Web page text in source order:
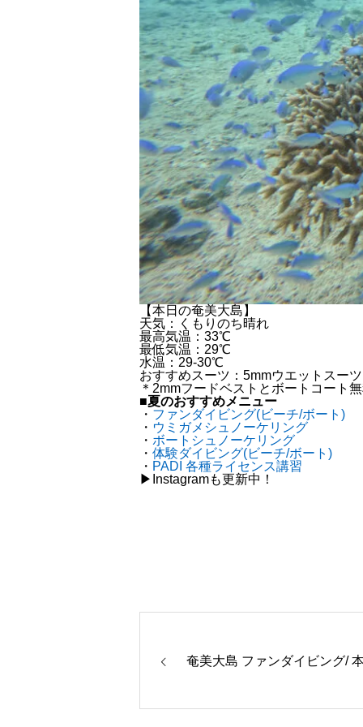
【本日の奄美大島】
天気：くもりのち晴れ
最高気温：33℃
最低気温：29℃
水温：29-30℃
おすすめスーツ：5mmウエットスー
＊2mmフードベストとボートコート
■夏のおすすめメニュー
・ ファンダイビング(ビーチ/ボート)
・ ウミガメシュノーケリング
・ ボートシュノーケリング
・ 体験ダイビング(ビーチ/ボート)
・ PADI 各種ライセンス講習
▶︎Instagramも更新中！
奄美大島 ファンダイビング/